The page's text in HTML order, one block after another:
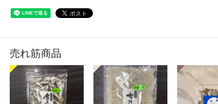
売れ筋商品